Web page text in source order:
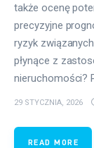
także ocenę
precyzyjne
ryzyk
płynące z
nieruchomości?
29 STYCZNIA, 2026
READ MORE